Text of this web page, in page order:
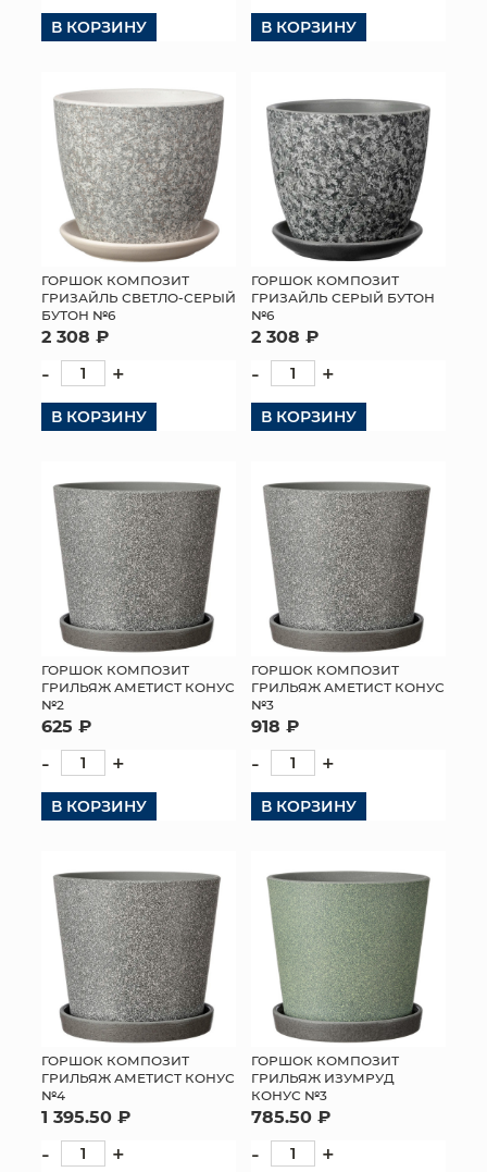
В КОРЗИНУ В КОРЗИНУ
ГОРШОК КОМПОЗИТ
ГРИЗАЙЛЬ СВЕТЛО-СЕРЫЙ
БУТОН №6
2 308 ₽
- +
В КОРЗИНУ
ГОРШОК КОМПОЗИТ
ГРИЗАЙЛЬ СЕРЫЙ БУТОН
№6
2 308 ₽
- +
В КОРЗИНУ
ГОРШОК КОМПОЗИТ
ГРИЛЬЯЖ АМЕТИСТ КОНУС
№2
625 ₽
- +
В КОРЗИНУ
ГОРШОК КОМПОЗИТ
ГРИЛЬЯЖ АМЕТИСТ КОНУС
№3
918 ₽
- +
В КОРЗИНУ
ГОРШОК КОМПОЗИТ
ГРИЛЬЯЖ АМЕТИСТ КОНУС
№4
1 395.50 ₽
- +
ГОРШОК КОМПОЗИТ
ГРИЛЬЯЖ ИЗУМРУД
КОНУС №3
785.50 ₽
- +